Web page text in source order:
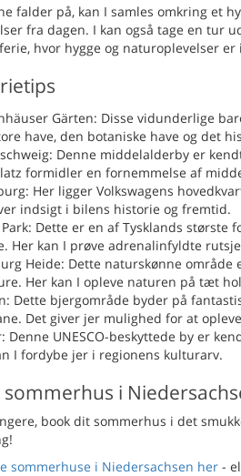
falder på, kan I samles omkring et
fra dagen. I kan også tage en tur
hvor hygge og naturoplevelser
Gärten: Disse vidunderlige
have, den botaniske have og det
Denne middelalderby er
formidler en fornemmelse af
Her ligger Volkswagens
indsigt i bilens historie og fremtid.
Dette er en af Tysklands
Her kan I prøve adrenalinfyldte
Heide: Dette naturskønne
Her kan I opleve naturen på tæt
Dette bjergområde byder på
Det giver jer mulighed for at
Denne UNESCO-beskyttede by er
I fordybe jer i regionens kulturarv.
i
book dit sommerhus i det
sommerhuse i Niedersachsen her -